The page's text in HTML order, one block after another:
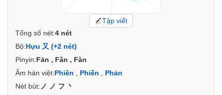
Tập viết
Tổng số nét:4 nét
Bộ:Hựu 又 (+2 nét)
Pinyin:Fān , Fǎn , Fàn
Âm hán việt:Phiên Phiến
Phản
Nét bút: ノノフ丶